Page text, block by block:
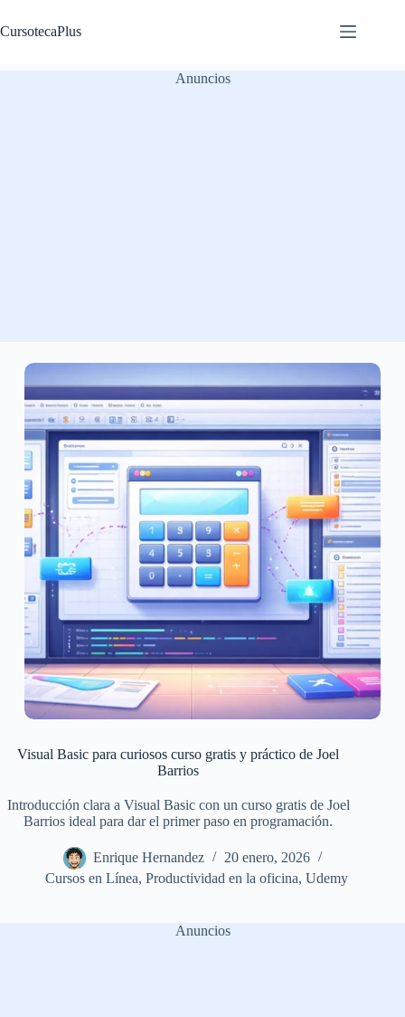
al
contenido
CursotecaPlus
Anuncios
Visual Basic para curiosos curso gratis y práctico de Joel
Barrios
Introducción clara a Visual Basic con un curso gratis de Joel
Barrios ideal para dar el primer paso en programación.
Enrique Hernandez
20 enero, 2026
Cursos en Línea, Productividad en la oficina, Udemy
Anuncios